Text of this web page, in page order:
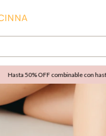
Hasta 50% OFF combinable con